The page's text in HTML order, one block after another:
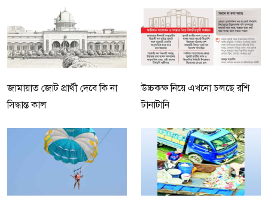
জামায়াত জোট প্রার্থী দেবে কি না
সিদ্ধান্ত কাল
উচ্চকক্ষ নিয়ে এখনো চলছে রশি
টানাটানি